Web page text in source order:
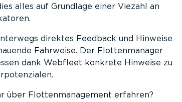
alles auf Grundlage einer Viezahl an
direktes Feedback und Hinweise
Fahrweise. Der Flotten­ma­nager
dank Webfleet konkrete Hinweise zu
über Flotten­ma­nagement erfahren?